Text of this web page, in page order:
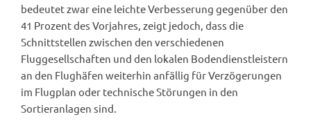
bedeutet zwar eine leichte Verbesserung gegenüber den
41 Prozent des Vorjahres, zeigt jedoch, dass die
Schnittstellen zwischen den verschiedenen
Fluggesellschaften und den lokalen Bodendienstleistern
an den Flughäfen weiterhin anfällig für Verzögerungen
im Flugplan oder technische Störungen in den
Sortieranlagen sind.